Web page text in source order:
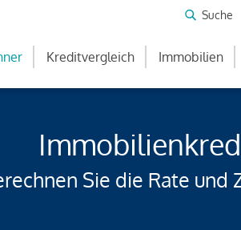
Suche
Kreditvergleich Immobilien
Sie die Rate und